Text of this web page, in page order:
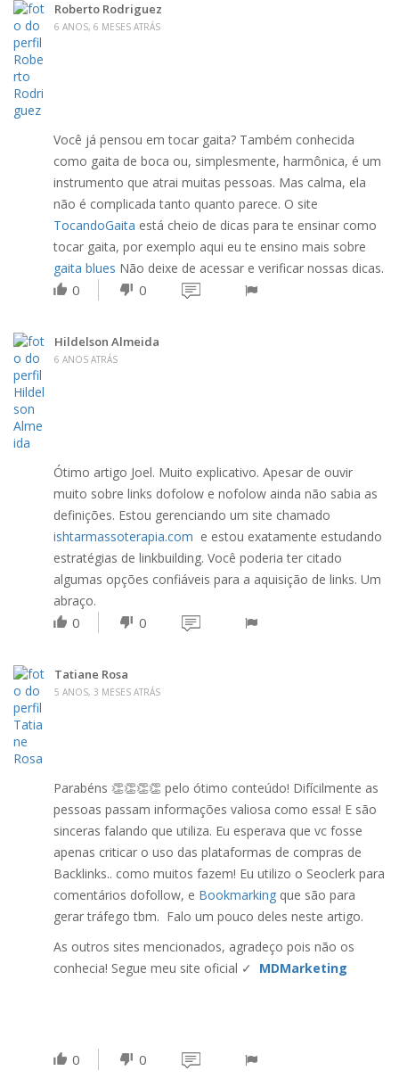
Roberto Rodriguez
6 ANOS, 6 MESES ATRÁS
Você já pensou em tocar gaita? Também conhecida
como gaita de boca ou, simplesmente, harmônica, é um
instrumento que atrai muitas pessoas. Mas calma, ela
não é complicada tanto quanto parece. O site
TocandoGaita está cheio de dicas para te ensinar como
tocar gaita, por exemplo aqui eu te ensino mais sobre
gaita blues Não deixe de acessar e verificar nossas dicas.
0 0
Hildelson Almeida
6 ANOS ATRÁS
Ótimo artigo Joel. Muito explicativo. Apesar de ouvir
muito sobre links dofolow e nofolow ainda não sabia as
definições. Estou gerenciando um site chamado
ishtarmassoterapia.com e estou exatamente estudando
estratégias de linkbuilding. Você poderia ter citado
algumas opções confiáveis para a aquisição de links. Um
abraço.
0 0
Tatiane Rosa
5 ANOS, 3 MESES ATRÁS
Parabéns 👏👏👏👏 pelo ótimo conteúdo! Difícilmente as
pessoas passam informações valiosa como essa! E são
sinceras falando que utiliza. Eu esperava que vc fosse
apenas criticar o uso das plataformas de compras de
Backlinks.. como muitos fazem! Eu utilizo o Seoclerk para
comentários dofollow, e Bookmarking que são para
gerar tráfego tbm. Falo um pouco deles neste artigo.
As outros sites mencionados, agradeço pois não os
conhecia! Segue meu site oficial ✓ MDMarketing
0 0